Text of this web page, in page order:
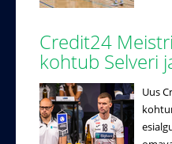
Credit24
kohtub Selveri
Uus